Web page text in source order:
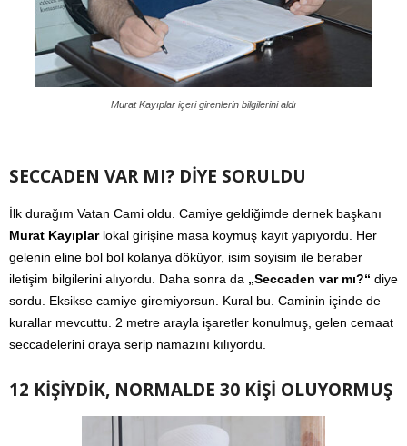
Murat Kayıplar içeri girenlerin bilgilerini aldı
SECCADEN VAR MI? DİYE SORULDU
İlk durağım Vatan Cami oldu. Camiye geldiğimde dernek başkanı
Murat Kayıplarlokal girişine masa koymuş kayıt yapıyordu. Her
gelenin eline bol bol kolanya döküyor, isim soyisim ile beraber
iletişim bilgilerini alıyordu. Daha sonra da „Seccaden var mı?“ diye
sordu. Eksikse camiye giremiyorsun. Kural bu. Caminin içinde de
kurallar mevcuttu. 2 metre arayla işaretler konulmuş, gelen cemaat
seccadelerini oraya serip namazını kılıyordu.
12 KİŞİYDİK, NORMALDE 30 KİŞİ OLUYORMUŞ